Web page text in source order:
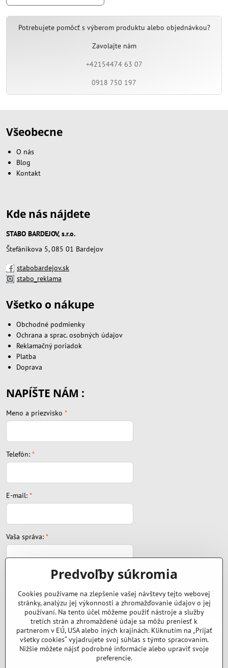
Potrebujete pomôcť s výberom produktu alebo objednávkou?
Zavolajte nám
+42154474 63 07
0918 750 197
Všeobecne
O nás
Blog
Kontakt
Kde nás nájdete
STABO BARDEJOV, s.r.o.
Štefánikova 5, 085 01 Bardejov
stabobardejov.sk
stabo_reklama
Všetko o nákupe
Obchodné podmienky
Ochrana a sprac. osobných údajov
Reklamačný poriadok
Platba
Doprava
NAPÍŠTE NÁM :
Meno a priezvisko *
Telefón: *
E-mail: *
Vaša správa: *
Súbor:
Predvoľby súkromia
Cookies používame na zlepšenie vašej návštevy tejto webovej
stránky, analýzu jej výkonnosti a zhromažďovanie údajov o jej
používaní. Na tento účel môžeme použiť nástroje a služby
tretích strán a zhromaždené údaje sa môžu preniesť k
partnerom v EÚ, USA alebo iných krajinách. Kliknutím na „Prijať
všetky cookies“ vyjadrujete svoj súhlas s týmto spracovaním.
Nižšie môžete nájsť podrobné informácie alebo upraviť svoje
preferencie.